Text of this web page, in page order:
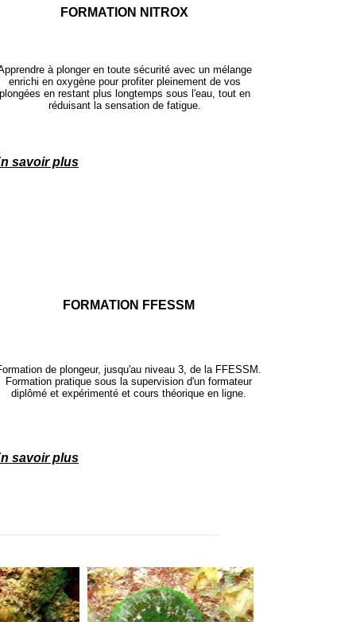
FORMATION NITROX
à plonger en toute sécurité avec un mélange
enrichi en oxygène pour profiter pleinement de vos
en restant plus longtemps sous l'eau, tout en
réduisant la sensation de fatigue.
savoir plus
FORMATION FFESSM
de plongeur, jusqu'au niveau 3, de la FFESSM.
Formation pratique sous la supervision d'un formateur
diplômé et expérimenté et cours théorique en ligne.
savoir plus